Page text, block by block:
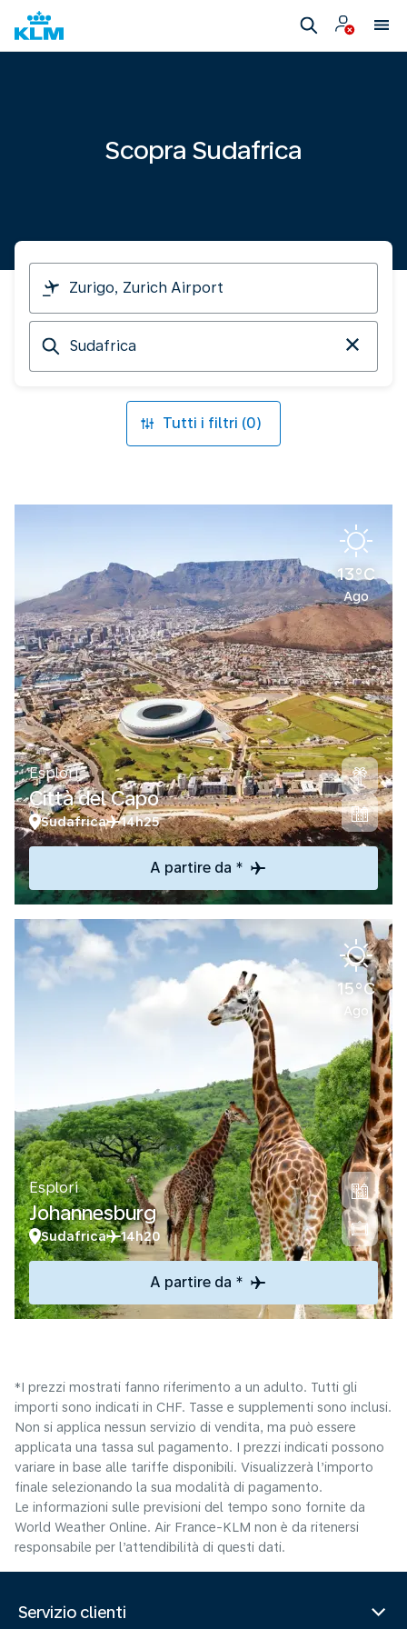
Scopra Sudafrica
Parto
da
Arrivo
Tutti i filtri (0)
13°C
Ago
Esplori
Città del Capo
Sudafrica 14h25
A partire da *
15°C
Ago
Esplori
Johannesburg
Sudafrica 14h20
A partire da *
*I prezzi mostrati fanno riferimento a un adulto. Tutti gli
importi sono indicati in CHF. Tasse e supplementi sono inclusi.
Non si applica nessun servizio di vendita, ma può essere
applicata una tassa sul pagamento. I prezzi indicati possono
variare in base alle tariffe disponibili. Visualizzerà l’importo
finale selezionando la sua modalità di pagamento.
Le informazioni sulle previsioni del tempo sono fornite da
World Weather Online. Air France-KLM non è da ritenersi
responsabile per l’attendibilità di questi dati.
Servizio clienti